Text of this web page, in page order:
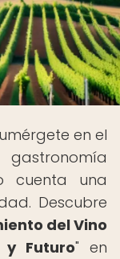
en el
cuenta una
Descubre
del Vino
y Futuro" en